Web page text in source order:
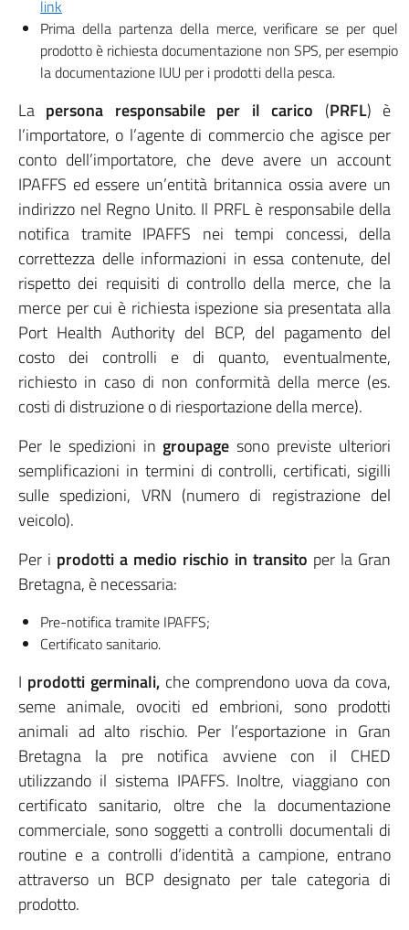
link
Prima della partenza della merce, verificare se per quel
prodotto è richiesta documentazione non SPS, per esempio
la documentazione IUU per i prodotti della pesca.
La persona responsabile per il carico (PRFL) è
l’importatore, o l’agente di commercio che agisce per
conto dell’importatore, che deve avere un account
IPAFFS ed essere un’entità britannica ossia avere un
indirizzo nel Regno Unito. Il PRFL è responsabile della
notifica tramite IPAFFS nei tempi concessi, della
correttezza delle informazioni in essa contenute, del
rispetto dei requisiti di controllo della merce, che la
merce per cui è richiesta ispezione sia presentata alla
Port Health Authority del BCP, del pagamento del
costo dei controlli e di quanto, eventualmente,
richiesto in caso di non conformità della merce (es.
costi di distruzione o di riesportazione della merce).
Per le spedizioni in groupage sono previste ulteriori
semplificazioni in termini di controlli, certificati, sigilli
sulle spedizioni, VRN (numero di registrazione del
veicolo).
Per i prodotti a medio rischio in transito per la Gran
Bretagna, è necessaria:
Pre-notifica tramite IPAFFS;
Certificato sanitario.
I prodotti germinali, che comprendono uova da cova,
seme animale, ovociti ed embrioni, sono prodotti
animali ad alto rischio. Per l’esportazione in Gran
Bretagna la pre notifica avviene con il CHED
utilizzando il sistema IPAFFS. Inoltre, viaggiano con
certificato sanitario, oltre che la documentazione
commerciale, sono soggetti a controlli documentali di
routine e a controlli d’identità a campione, entrano
attraverso un BCP designato per tale categoria di
prodotto.